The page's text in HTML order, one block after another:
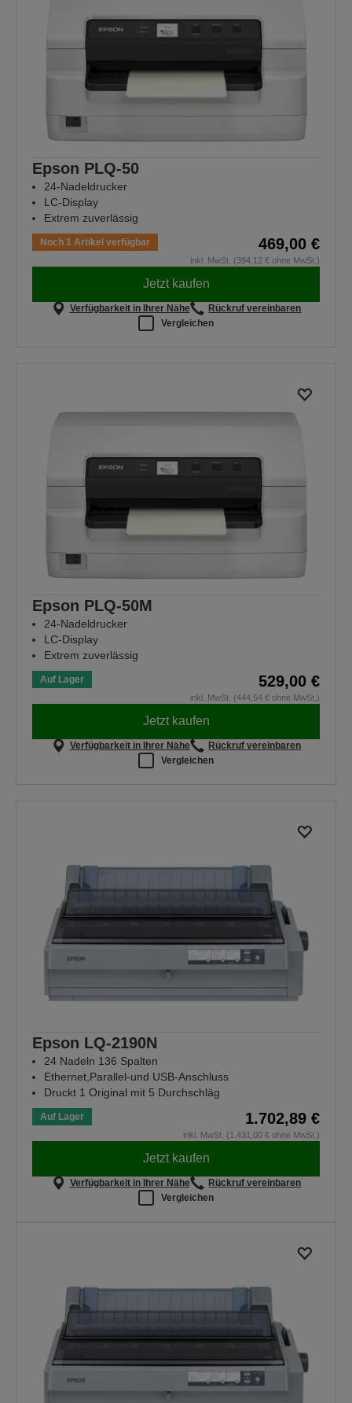
Epson PLQ-50
24-Nadeldrucker
LC-Display
Extrem zuverlässig
Noch 1 Artikel verfügbar 469,00 €
inkl. MwSt. (394,12 € ohne MwSt.)
Jetzt kaufen
Verfügbarkeit in Ihrer Nähe
Rückruf vereinbaren
Vergleichen
Epson PLQ-50M
24-Nadeldrucker
LC-Display
Extrem zuverlässig
Auf Lager 529,00 €
inkl. MwSt. (444,54 € ohne MwSt.)
Jetzt kaufen
Verfügbarkeit in Ihrer Nähe
Rückruf vereinbaren
Vergleichen
Epson LQ-2190N
24 Nadeln 136 Spalten
Ethernet,Parallel-und USB-Anschluss
Druckt 1 Original mit 5 Durchschläg
Auf Lager 1.702,89 €
inkl. MwSt. (1.431,00 € ohne MwSt.)
Jetzt kaufen
Verfügbarkeit in Ihrer Nähe
Rückruf vereinbaren
Vergleichen